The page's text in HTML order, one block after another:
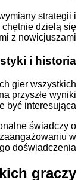
wymiany
gracze chętnie
poradami z
Statystyki i
gier
to na
może być
funkcjonalne
i ich
polskich